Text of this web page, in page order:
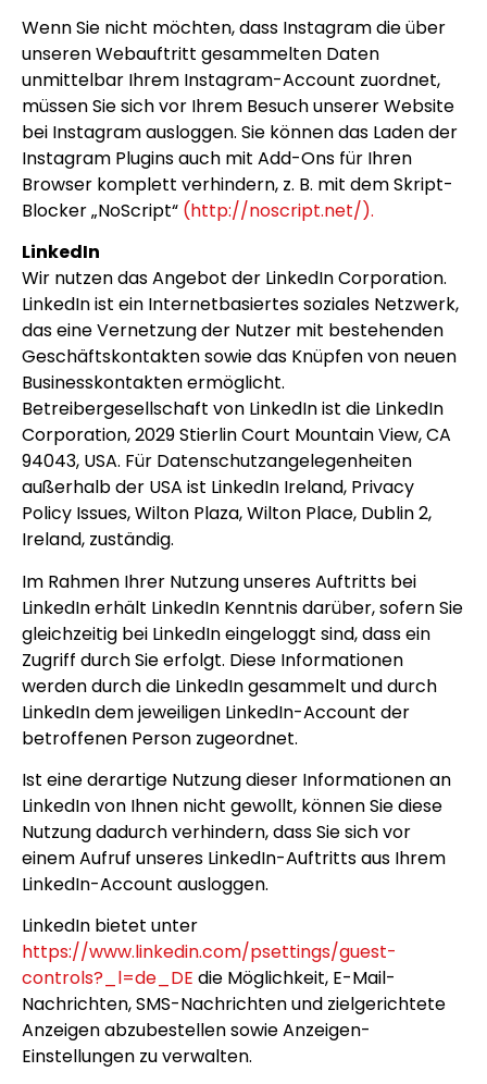
Wenn Sie nicht möchten, dass Instagram die über
unseren Webauftritt gesammelten Daten
unmittelbar Ihrem Instagram-Account zuordnet,
müssen Sie sich vor Ihrem Besuch unserer Website
bei Instagram ausloggen. Sie können das Laden der
Instagram Plugins auch mit Add-Ons für Ihren
Browser komplett verhindern, z. B. mit dem Skript-
Blocker „NoScript“ (http://noscript.net/).
LinkedIn
Wir nutzen das Angebot der LinkedIn Corporation.
LinkedIn ist ein Internetbasiertes soziales Netzwerk,
das eine Vernetzung der Nutzer mit bestehenden
Geschäftskontakten sowie das Knüpfen von neuen
Businesskontakten ermöglicht.
Betreibergesellschaft von LinkedIn ist die LinkedIn
Corporation, 2029 Stierlin Court Mountain View, CA
94043, USA. Für Datenschutzangelegenheiten
außerhalb der USA ist LinkedIn Ireland, Privacy
Policy Issues, Wilton Plaza, Wilton Place, Dublin 2,
Ireland, zuständig.
Im Rahmen Ihrer Nutzung unseres Auftritts bei
LinkedIn erhält LinkedIn Kenntnis darüber, sofern Sie
gleichzeitig bei LinkedIn eingeloggt sind, dass ein
Zugriff durch Sie erfolgt. Diese Informationen
werden durch die LinkedIn gesammelt und durch
LinkedIn dem jeweiligen LinkedIn-Account der
betroffenen Person zugeordnet.
Ist eine derartige Nutzung dieser Informationen an
LinkedIn von Ihnen nicht gewollt, können Sie diese
Nutzung dadurch verhindern, dass Sie sich vor
einem Aufruf unseres LinkedIn-Auftritts aus Ihrem
LinkedIn-Account ausloggen.
LinkedIn bietet unter
https://www.linkedin.com/psettings/guest-
controls?_l=de_DE die Möglichkeit, E-Mail-
Nachrichten, SMS-Nachrichten und zielgerichtete
Anzeigen abzubestellen sowie Anzeigen-
Einstellungen zu verwalten.